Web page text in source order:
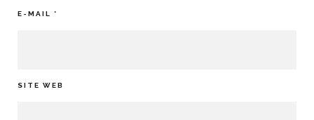
E-MAIL *
SITE WEB